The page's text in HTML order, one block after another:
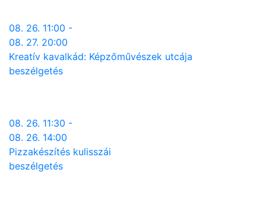
08. 26. 11:00 -
08. 27. 20:00
Kreatív kavalkád: Képzőművészek utcája
beszélgetés
08. 26. 11:30 -
08. 26. 14:00
Pizzakészítés kulisszái
beszélgetés